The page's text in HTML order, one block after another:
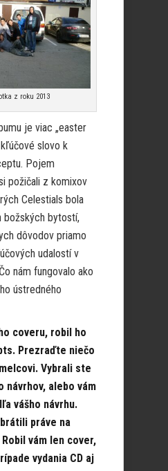
z roku 2013
je viac „easter
slovo k
Pojem
požičali z komixov
Celestials bola
božských bytostí,
dôvodov priamo
udalostí v
nám fungovalo ako
ústredného
coveru, robil ho
Prezraďte niečo
Vybrali ste
návrhov, alebo vám
vášho návrhu.
práve na
vám len cover,
vydania CD aj